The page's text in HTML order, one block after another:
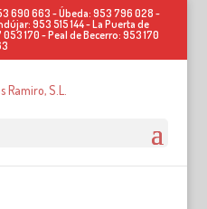
690 663 - Úbeda: 953 796 028 -
953 515 144 - La Puerta de
170 - Peal de Becerro: 953 170